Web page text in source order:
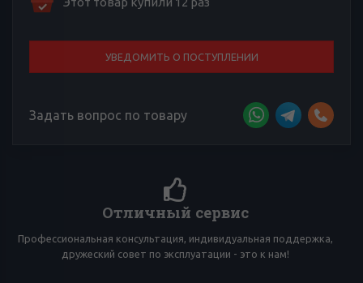
УВЕДОМИТЬ О ПОСТУПЛЕНИИ
Задать вопрос по товару
Отличный сервис
Профессиональная консультация, индивидуальная поддержка,
дружеский совет по эксплуатации - это к нам!